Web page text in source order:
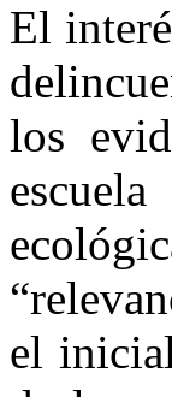
El
los
el